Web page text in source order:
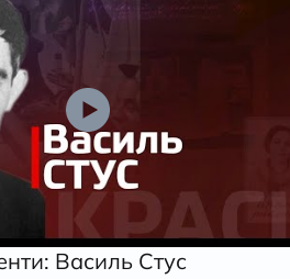
Василь Стус